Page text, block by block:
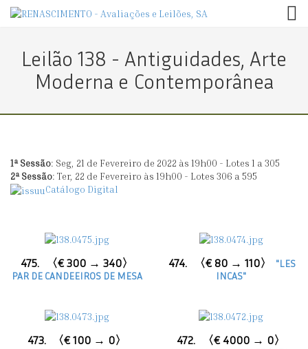
Leilão 138 - Antiguidades, Arte
Moderna e Contemporânea
1ª Sessão: Seg, 21 de Fevereiro de 2022 às 19h00 - Lotes 1 a 305
2ª Sessão: Ter, 22 de Fevereiro às 19h00 - Lotes 306 a 595
Catálogo Digital
475. 〈€ 300 → 340〉
PAR DE CANDEEIROS DE MESA
474. 〈€ 80 → 110〉
"LES
INCAS"
473. 〈€ 100 → 0〉 472. 〈€ 4000 → 0〉